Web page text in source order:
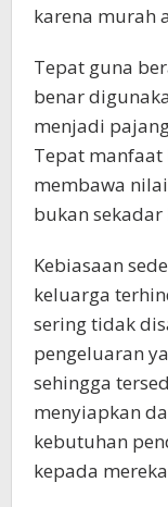
karena murah
Tepat guna
benar
menjadi
Tepat
membawa
bukan sekadar
Kebiasaan
keluarga
sering tidak
pengeluaran
sehingga
menyiapkan
kebutuhan
kepada